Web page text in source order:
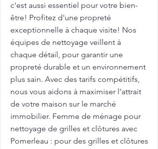
c'est aussi essentiel pour votre bien-
être! Profitez d'une propreté
exceptionnelle à chaque visite! Nos
équipes de nettoyage veillent à
chaque détail, pour garantir une
propreté durable et un environnement
plus sain. Avec des tarifs compétitifs,
nous vous aidons à maximiser l'attrait
de votre maison sur le marché
immobilier. Femme de ménage pour
nettoyage de grilles et clôtures avec
Pomerleau : pour des grilles et clôtures